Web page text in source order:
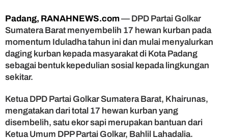
r
d
a
n
B
a
g
i
u
Padang, RANAHNEWS.com— DPD Partai Golkar
Sumatera Barat menyembelih 17 hewan kurban pada
momentum Iduladha tahun ini dan mulai menyalurkan
daging kurban kepada masyarakat di Kota Padang
sebagai bentuk kepedulian sosial kepada lingkungan
sekitar.
Ketua DPD Partai Golkar Sumatera Barat, Khairunas,
mengatakan dari total 17 hewan kurban yang
disembelih, satu ekor sapi merupakan bantuan dari
Ketua Umum DPP Partai Golkar, Bahlil Lahadalia.